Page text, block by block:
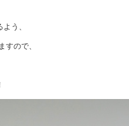
う、
すので、